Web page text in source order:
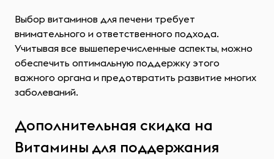
Выбор витаминов для печени требует
внимательного и ответственного подхода.
Учитывая все вышеперечисленные аспекты, можно
обеспечить оптимальную поддержку этого
важного органа и предотвратить развитие многих
заболеваний.
Дополнительная скидка на
Витамины для поддержания